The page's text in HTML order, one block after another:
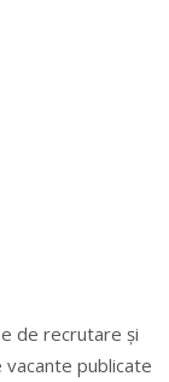
de recrutare și
publicate